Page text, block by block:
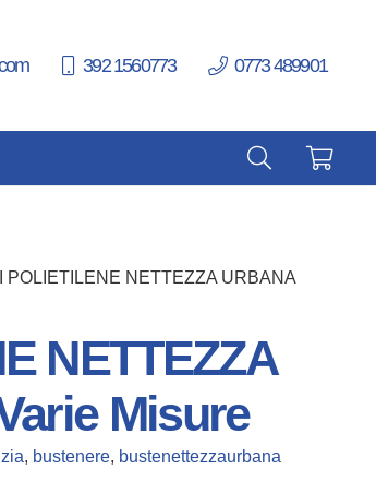
392 1560773 0773 489901
NETTEZZA URBANA
NETTEZZA
Misure
, bustenere, bustenettezzaurbana